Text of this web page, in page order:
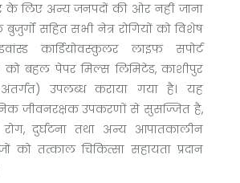
के लिए अन्य जनपदों की ओर नहीं जाना
बुजुर्गों सहित सभी नेत्र रोगियों को विशेष
कार्डियोवस्कुलर लाइफ सपोर्ट
को बहल पेपर मिल्स लिमिटेड, काशीपुर
उपलब्ध कराया गया है। यह
जीवनरक्षक उपकरणों से सुसज्जित है,
दुर्घटना तथा अन्य आपातकालीन
को तत्काल चिकित्सा सहायता प्रदान